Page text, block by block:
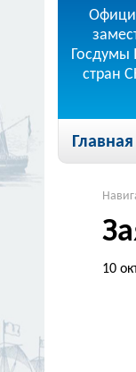
Госдумы
стран
Главная
10